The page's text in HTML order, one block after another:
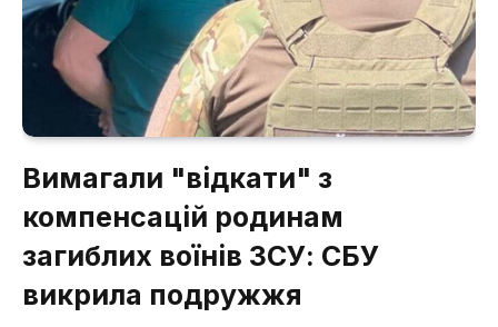
Вимагали "відкати" з
компенсацій родинам
загиблих воїнів ЗСУ: СБУ
викрила подружжя